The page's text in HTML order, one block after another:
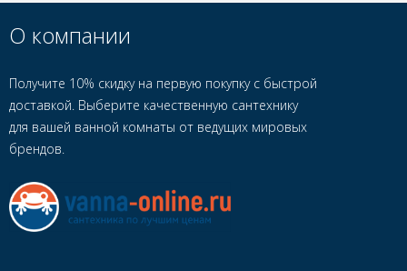
О компании
Получите 10% скидку на первую покупку с быстрой
доставкой. Выберите качественную сантехнику
для вашей ванной комнаты от ведущих мировых
брендов.